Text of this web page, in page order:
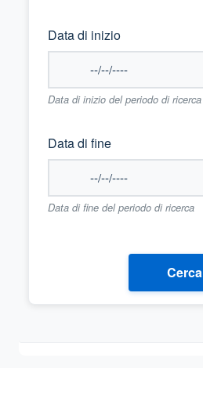
Data di inizio
Data di inizio del periodo di ricerca
Data di fine
Data di fine del periodo di ricerca
Cerca